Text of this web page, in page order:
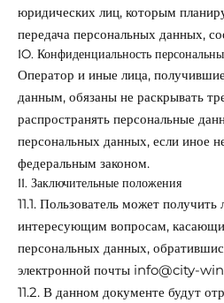
юридических лиц, которым
передача персональных данных,
10. Конфиденциальность
Оператор и иные лица,
данным, обязаны не раскрывать
распространять персональные
персональных данных, если иное
федеральным законом.
11. Заключительные положения
11.1. Пользователь может
интересующим вопросам,
персональных данных,
электронной почты info@city-
11.2. В данном документе будут